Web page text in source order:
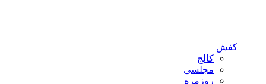
کفش
کالج
مجلسی
روزمره